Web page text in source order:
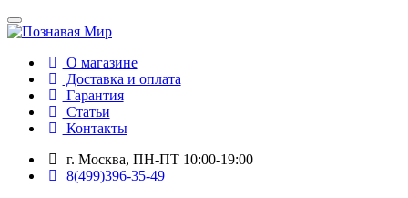
О магазине
Доставка и оплата
Гарантия
Статьи
Контакты
г. Москва, ПН-ПТ 10:00-19:00
8(499)396-35-49